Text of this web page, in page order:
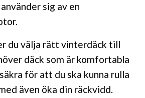
sig av en
du välja rätt vinterdäck till
däck som är komfortabla
för att du ska kunna rulla
även öka din räckvidd.